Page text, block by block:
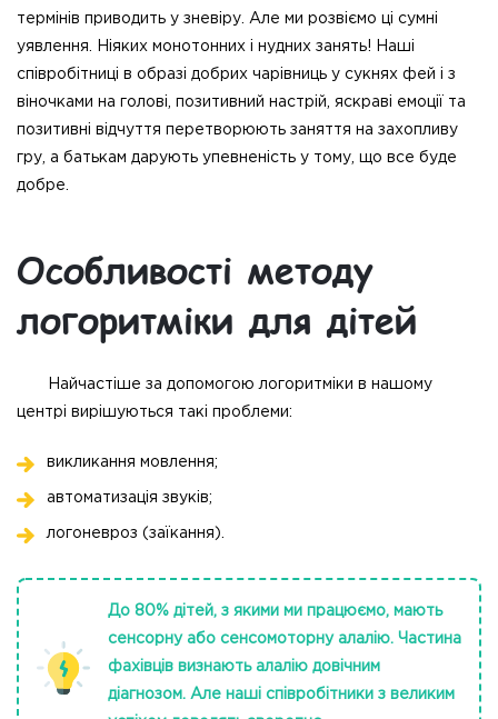
термінів приводить у зневіру. Але ми розвіємо ці сумні
уявлення. Ніяких монотонних і нудних занять! Наші
співробітниці в образі добрих чарівниць у сукнях фей і з
віночками на голові, позитивний настрій, яскраві емоції та
позитивні відчуття перетворюють заняття на захопливу
гру, а батькам дарують упевненість у тому, що все буде
добре.
Особливості методу
логоритміки для дітей
Найчастіше за допомогою логоритміки в нашому
центрі вирішуються такі проблеми:
викликання мовлення;
автоматизація звуків;
логоневроз (заїкання).
До 80% дітей, з якими ми працюємо, мають
сенсорну або сенсомоторну алалію. Частина
фахівців визнають алалію довічним
діагнозом. Але наші співробітники з великим